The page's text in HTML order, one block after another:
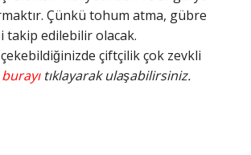
Çünkü tohum atma, gübre
takip edilebilir olacak.
çiftçilik çok zevkli
burayıtıklayarak ulaşabilirsiniz.